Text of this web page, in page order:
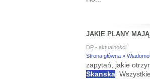
JAKIE PLANY
DP - aktualności
Strona główna »
zapytań, jakie
Skanska